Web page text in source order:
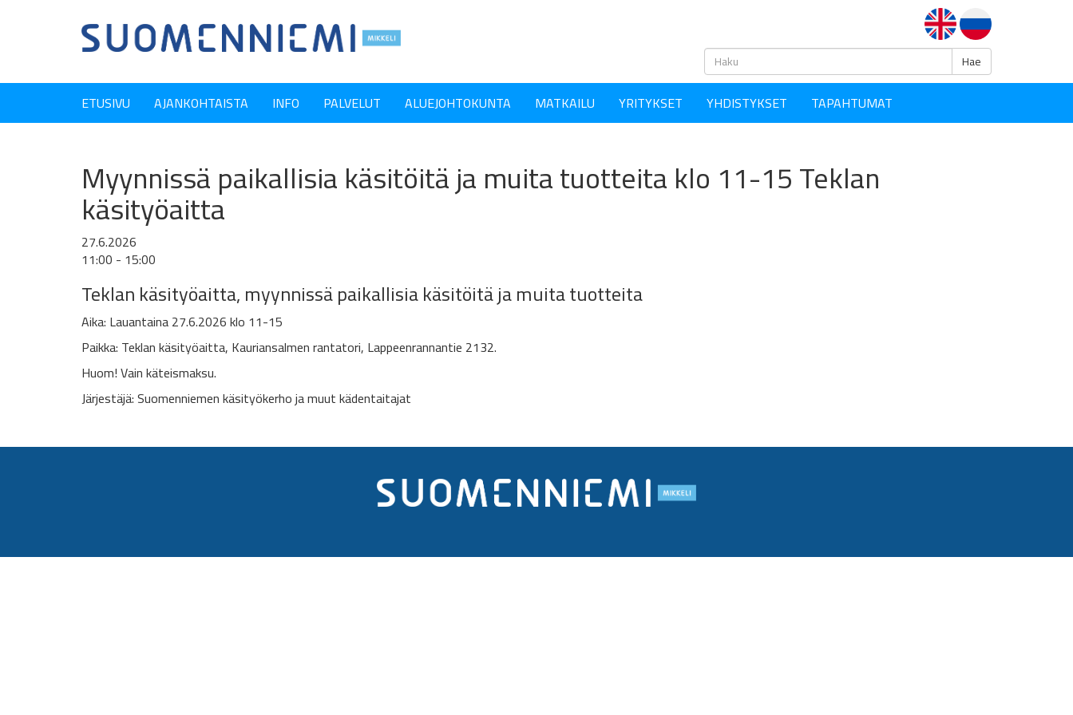
Haku
Hae
ETUSIVU AJANKOHTAISTA INFO PALVELUT ALUEJOHTOKUNTA MATKAILU YRITYKSET YHDISTYKSET TAPAHTUMAT
Myynnissä paikallisia käsitöitä ja muita tuotteita klo 11-15 Teklan
käsityöaitta
27.6.2026
11:00 - 15:00
Teklan käsityöaitta,myynnissä paikallisia käsitöitä ja muita tuotteita
Aika: Lauantaina 27.6.2026 klo 11-15
Paikka: Teklan käsityöaitta, Kauriansalmen rantatori, Lappeenrannantie 2132.
Huom! Vain käteismaksu.
Järjestäjä: Suomenniemen käsityökerho ja muut kädentaitajat